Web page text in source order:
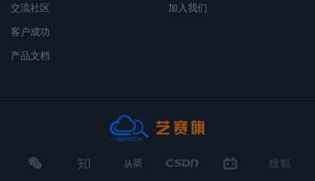
交流社区
客户成功
产品文档
加入我们
CSDN